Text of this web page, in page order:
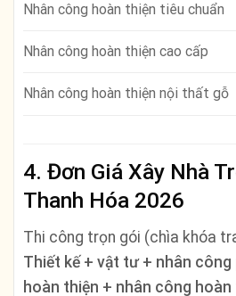
Nhân công hoàn thiện tiêu chuẩn
Nhân công hoàn thiện cao cấp
Nhân công hoàn thiện nội thất gỗ
4. Đơn Giá Xây Nhà
Thanh Hóa 2026
Thi công trọn gói (chìa khóa
Thiết kế + vật tư + nhân
hoàn thiện + nhân công hoàn